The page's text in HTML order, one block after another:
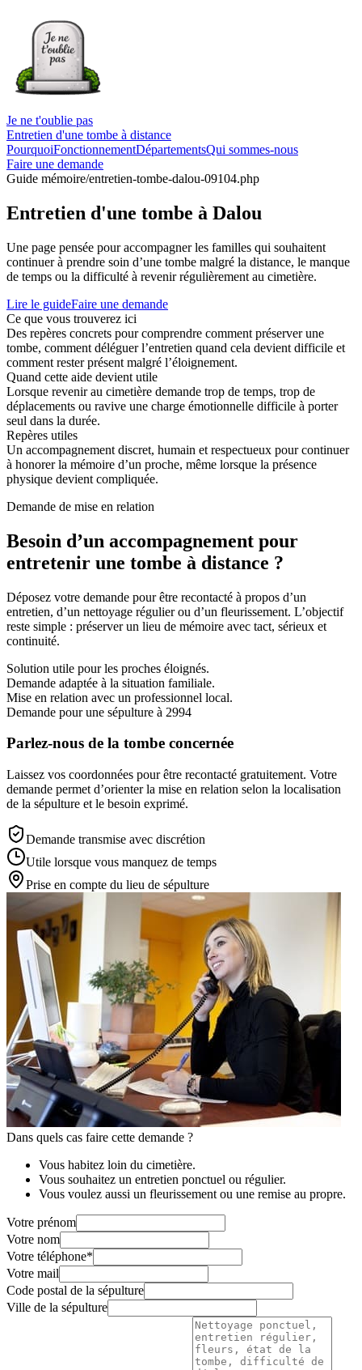
Je ne t'oublie pas
Entretien d'une tombe à distance
PourquoiFonctionnementDépartementsQui sommes-nous
Faire une demande
Guide mémoire/entretien-tombe-dalou-09104.php
Entretien d'une tombe à Dalou
Une page pensée pour accompagner les familles qui souhaitent
continuer à prendre soin d’une tombe malgré la distance, le manque
de temps ou la difficulté à revenir régulièrement au cimetière.
Lire le guideFaire une demande
Ce que vous trouverez ici
Des repères concrets pour comprendre comment préserver une
tombe, comment déléguer l’entretien quand cela devient difficile et
comment rester présent malgré l’éloignement.
Quand cette aide devient utile
Lorsque revenir au cimetière demande trop de temps, trop de
déplacements ou ravive une charge émotionnelle difficile à porter
seul dans la durée.
Repères utiles
Un accompagnement discret, humain et respectueux pour continuer
à honorer la mémoire d’un proche, même lorsque la présence
physique devient compliquée.
Demande de mise en relation
Besoin d’un accompagnement pour
entretenir une tombe à distance ?
Déposez votre demande pour être recontacté à propos d’un
entretien, d’un nettoyage régulier ou d’un fleurissement. L’objectif
reste simple : préserver un lieu de mémoire avec tact, sérieux et
continuité.
Solution utile pour les proches éloignés.
Demande adaptée à la situation familiale.
Mise en relation avec un professionnel local.
Demande pour une sépulture à 2994
Parlez-nous de la tombe concernée
Laissez vos coordonnées pour être recontacté gratuitement. Votre
demande permet d’orienter la mise en relation selon la localisation
de la sépulture et le besoin exprimé.
Demande transmise avec discrétion
Utile lorsque vous manquez de temps
Prise en compte du lieu de sépulture
Dans quels cas faire cette demande ?
Vous habitez loin du cimetière.
Vous souhaitez un entretien ponctuel ou régulier.
Vous voulez aussi un fleurissement ou une remise au propre.
Votre prénom
Votre nom
Votre téléphone*
Votre mail
Code postal de la sépulture
Ville de la sépulture